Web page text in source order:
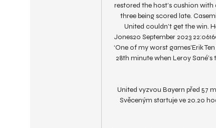
restored the host’s cushion
three being scored late.
United couldn’t get the win.
Jones20 September 2023
‘One of my worst games’Erik
28th minute when Leroy
United vyzvou Bayern před 57
Svěceným startuje ve 20.20